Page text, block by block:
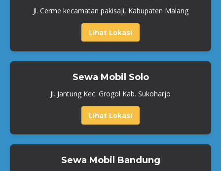
Jl. Cerme kecamatan pakisaji, Kabupaten Malang
Lihat Lokasi
Sewa Mobil Solo
Jl. Jantung Kec. Grogol Kab. Sukoharjo
Lihat Lokasi
Sewa Mobil Bandung